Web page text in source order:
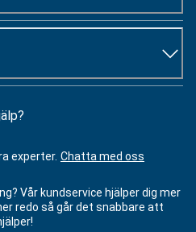
experter. Chatta med oss
Vår kundservice hjälper dig mer
redo så går det snabbare att